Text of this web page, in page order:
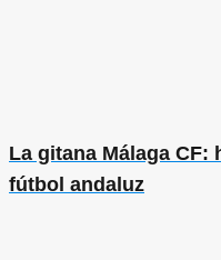
La gitana Málaga
fútbol andaluz